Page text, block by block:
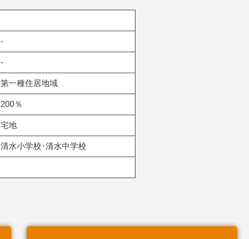
-
-
第一種住居地域
200％
宅地
清水小学校･清水中学校